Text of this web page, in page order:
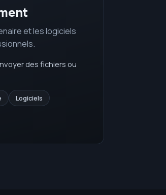
et les logiciels
des fichiers ou
Logiciels